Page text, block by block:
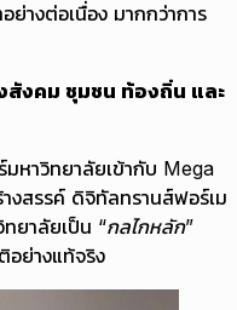
างต่อเนื่อง มากกว่าการ
สังคม ชุมชน ท้องถิ่น และ
าวิทยาลัยเข้ากับ Mega
งสรรค์ ดิจิทัลทรานส์ฟอร์เม
ยาลัยเป็น “กลไกหลัก”
อย่างแท้จริง